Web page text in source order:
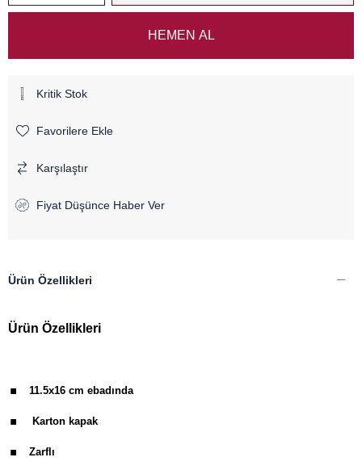
Kritik Stok
Favorilere Ekle
Karşılaştır
Fiyat Düşünce Haber Ver
Ürün Özellikleri
Ürün Özellikleri
. 11.5x16 cm ebadında
. Karton kapak
. Zarflı